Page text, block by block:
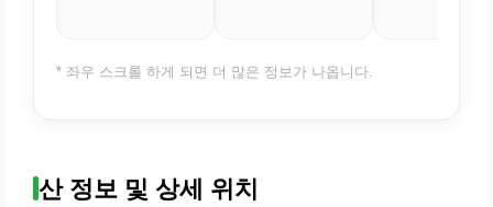
* 좌우 스크롤 하게 되면 더 많은 정보가 나옵니다.
산 정보 및 상세 위치